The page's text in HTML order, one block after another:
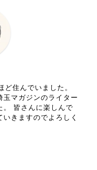
住んでいました。
玉マガジンのライター
。 皆さんに楽しんで
きますのでよろしく